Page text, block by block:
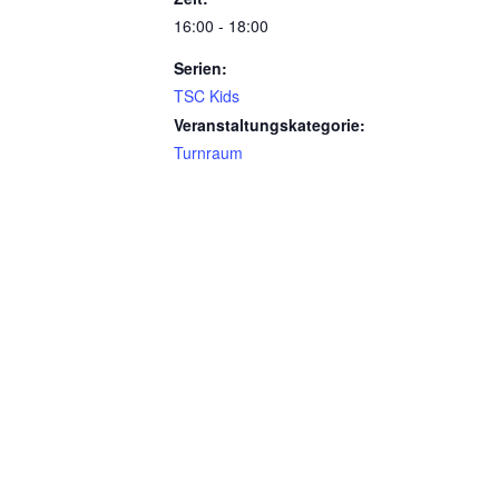
16:00 - 18:00
Serien:
TSC Kids
Veranstaltungskategorie:
Turnraum